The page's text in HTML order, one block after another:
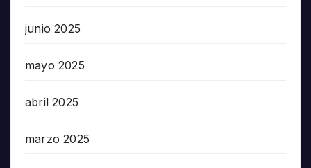
junio 2025
mayo 2025
abril 2025
marzo 2025